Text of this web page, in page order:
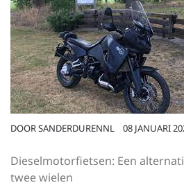
DOORSANDERDURENNL 08 JANUARI
Dieselmotorfietsen: Een
twee wielen